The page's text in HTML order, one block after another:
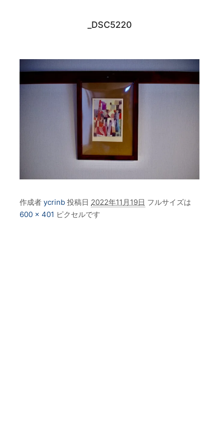
_DSC5220
作成者 ycrinb 投稿日 2022年11月19日 フルサイズは
600 × 401 ピクセルです